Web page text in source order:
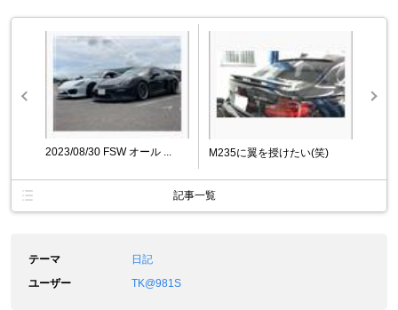
2023/08/30 FSW オール ... M235に翼を授けたい(笑)
記事一覧
テーマ
日記
ユーザー
TK@981S